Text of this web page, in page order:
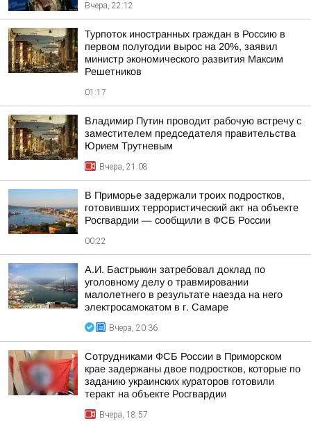
Вчера, 22:12
Турпоток иностранных граждан в Россию в
первом полугодии вырос на 20%, заявил
министр экономического развития Максим
Решетников
01:17
Владимир Путин проводит рабочую встречу с
заместителем председателя правительства
Юрием Трутневым
Вчера, 21:08
В Приморье задержали троих подростков,
готовивших террористический акт на объекте
Росгвардии — сообщили в ФСБ России
00:22
А.И. Бастрыкин затребовал доклад по
уголовному делу о травмировании
малолетнего в результате наезда на него
электросамокатом в г. Самаре
Вчера, 20:36
Сотрудниками ФСБ России в Приморском
крае задержаны двое подростков, которые по
заданию украинских кураторов готовили
теракт на объекте Росгвардии
Вчера, 18:57